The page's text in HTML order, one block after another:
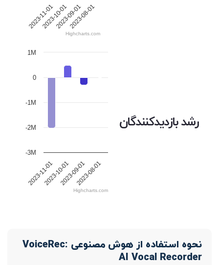
2023-11-01
2023-10-012023-09-012023-08-01
Highcharts.com
رشد بازدیدکنندگان
2023-11-012023-10-012023-09-012023-08-01
-3M
-2M
-1M
0
1M
Highcharts.com
نحوه استفاده از هوش مصنوعی VoiceRec:
AI Vocal Recorder